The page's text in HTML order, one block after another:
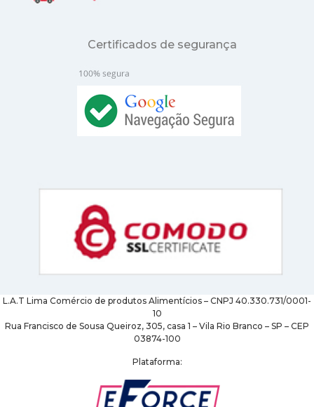
Certificados de segurança
L.A.T Lima Comércio de produtos Alimentícios – CNPJ 40.330.731/0001-
10
Rua Francisco de Sousa Queiroz, 305, casa 1 – Vila Rio Branco – SP – CEP
03874-100
Plataforma: